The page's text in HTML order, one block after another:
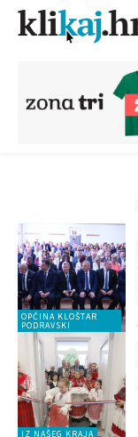
OPĆINA KLOŠTAR
PODRAVSKI
IZ NAŠEG KRAJA